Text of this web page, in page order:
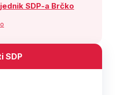
SDP-a Brčko
SDP